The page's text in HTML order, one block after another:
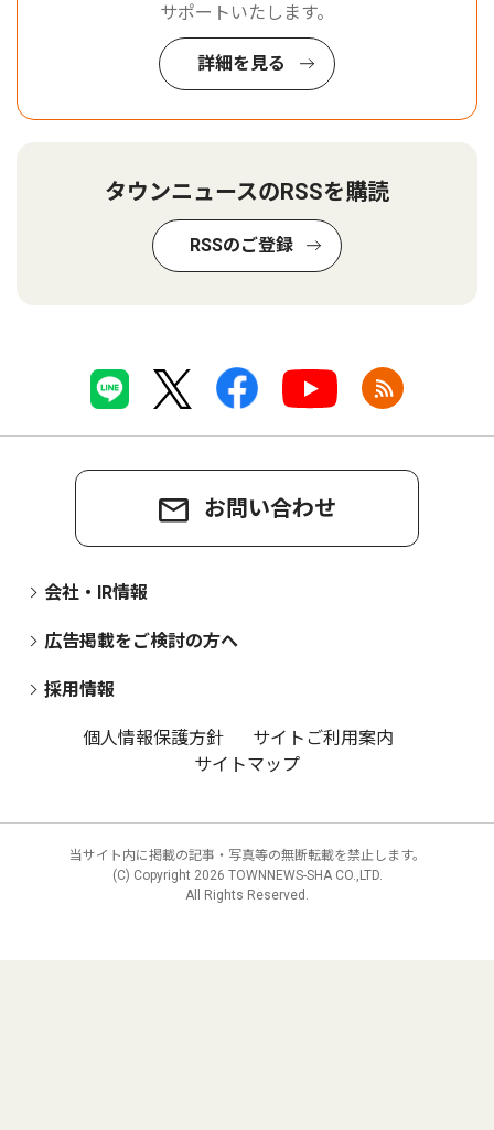
サポートいたします。
詳細を見る
タウンニュースのRSSを購読
RSSのご登録
お問い合わせ
会社・IR情報
広告掲載をご検討の方へ
採用情報
個人情報保護方針
サイトご利用案内
サイトマップ
当サイト内に掲載の記事・写真等の無断転載を禁止します。
(C) Copyright 2026 TOWNNEWS-SHA CO.,LTD.
All Rights Reserved.